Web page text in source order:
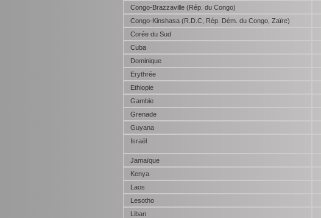
Congo-Brazzaville (Rép. du Congo)
Congo-Kinshasa (R.D.C, Rép. Dém. du Congo, Zaïre)
Corée du Sud
Cuba
Dominique
Erythrée
Ethiopie
Gambie
Grenade
Guyana
Israël
Jamaïque
Kenya
Laos
Lesotho
Liban